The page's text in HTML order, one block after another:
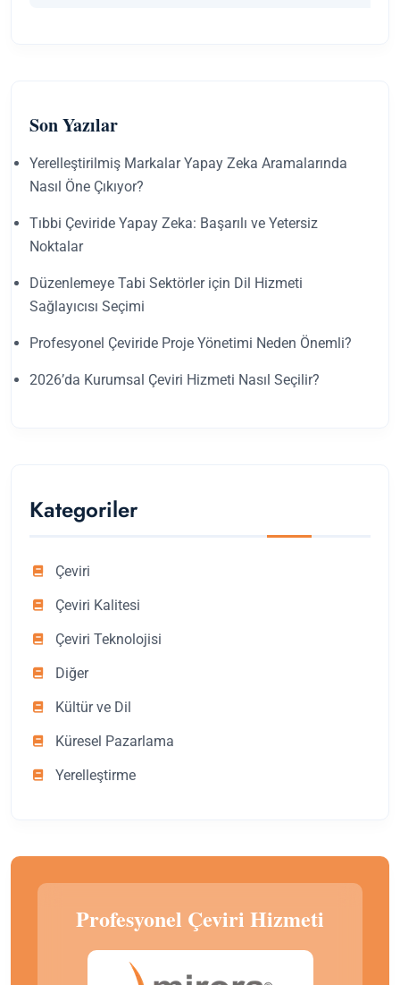
Son Yazılar
Yerelleştirilmiş Markalar Yapay Zeka Aramalarında
Nasıl Öne Çıkıyor?
Tıbbi Çeviride Yapay Zeka: Başarılı ve Yetersiz
Noktalar
Düzenlemeye Tabi Sektörler için Dil Hizmeti
Sağlayıcısı Seçimi
Profesyonel Çeviride Proje Yönetimi Neden Önemli?
2026’da Kurumsal Çeviri Hizmeti Nasıl Seçilir?
Kategoriler
Çeviri
Çeviri Kalitesi
Çeviri Teknolojisi
Diğer
Kültür ve Dil
Küresel Pazarlama
Yerelleştirme
Profesyonel Çeviri Hizmeti